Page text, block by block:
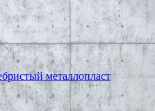
металлопласт